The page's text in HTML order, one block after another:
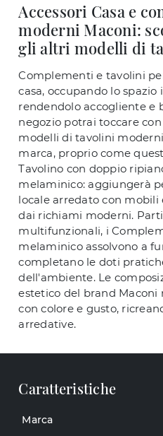
Accessori Casa e
moderni Maconi:
gli altri modelli di
Complementi e tavolini
casa, occupando lo
rendendolo accogliente e
negozio potrai toccare
modelli di tavolini
marca, proprio come
Tavolino con doppio
melaminico: aggiungerà
locale arredato con mobili
dai richiami moderni.
multifunzionali, i
melaminico assolvono a
completano le doti
dell'ambiente. Le
estetico del brand
con colore e gusto,
arredative.
Caratteristiche
Marca